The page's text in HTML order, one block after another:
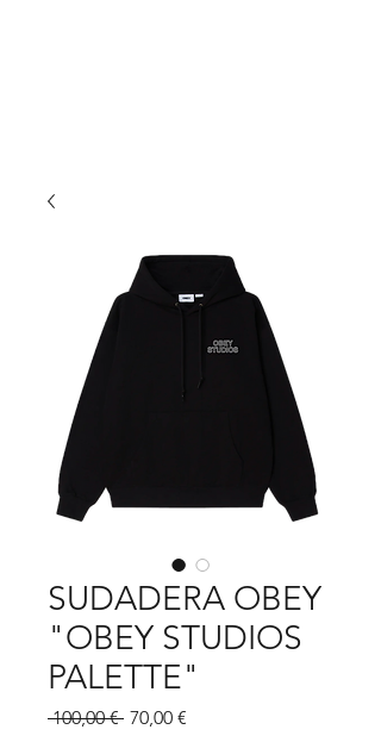
SUDADERA OBEY
"OBEY STUDIOS
PALETTE"
100,00 € Precio
70,00 €